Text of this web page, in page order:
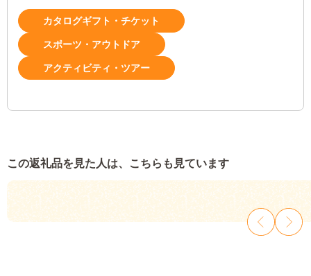
カタログギフト・チケット
スポーツ・アウトドア
アクティビティ・ツアー
この返礼品を見た人は、こちらも見ています